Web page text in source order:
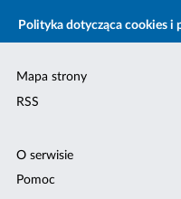
Polityka dotycząca cookies
Mapa strony
RSS
O serwisie
Pomoc